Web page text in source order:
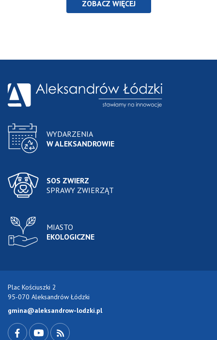
ZOBACZ WIĘCEJ
WYDARZENIA
W ALEKSANDROWIE
SOS ZWIERZ
SPRAWY ZWIERZĄT
MIASTO
EKOLOGICZNE
Plac Kościuszki 2
95-070 Aleksandrów Łódzki
gmina@aleksandrow-lodzki.pl